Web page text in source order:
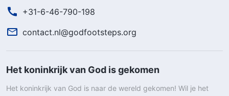
+31-6-46-790-198
contact.nl@godfootsteps.org
Het koninkrijk van God is gekomen
Het koninkrijk van God is naar de wereld gekomen! Wil je het